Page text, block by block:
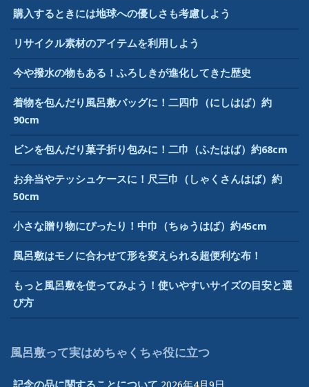
購入するときには地球への優しさも考慮しよう
リサイクル素材のアイテムを利用しよう
今や撥水の物もある！ふろしきが進化してきた歴史
着物を包んだり風呂敷バッグに！二四巾（にしはば）約
90cm
ビンを包んだり菓子折り包みに！二巾（ふたはば）約68cm
お弁当やテッシュケースに！尺三巾（しゃくさんはば）約
50cm
小さな贈り物にぴったり！中巾（ちゅうはば）約45cm
風呂敷はモノに合わせて形を変えられる超便利な布！
もっと風呂敷を使ってみよう！使いやすいサイズの目安と選
び方
風呂敷って実はめちゃくちゃ役に立つ